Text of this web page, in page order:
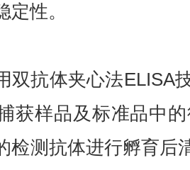
性。
双抗体夹心法ELISA
获样品及标准品中
检测抗体进行孵育后